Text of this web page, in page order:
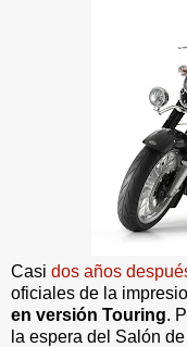
Casi dos años
oficiales de la
en versión Touring.
la espera del Salón